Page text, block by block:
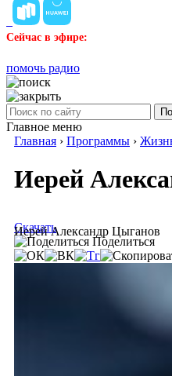
Сейчас в эфире:
помочь радио
Главное меню
Главная › Программы ›
Иерей
Иерей Александр Цыганов
Скачать
Поделиться